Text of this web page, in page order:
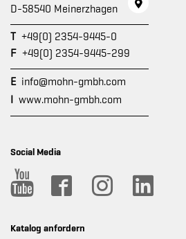
D-58540 Meinerzhagen
T +49(0) 2354-9445-0
F +49(0) 2354-9445-299
E info@mohn-gmbh.com
www.mohn-gmbh.com
Social Media
Katalog anfordern